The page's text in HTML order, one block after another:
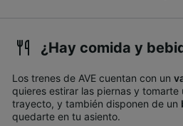
¿Hay comida y
Los trenes de AVE cuentan con un
quieres estirar las piernas y
trayecto, y también disponen de un
quedarte en tu asiento.